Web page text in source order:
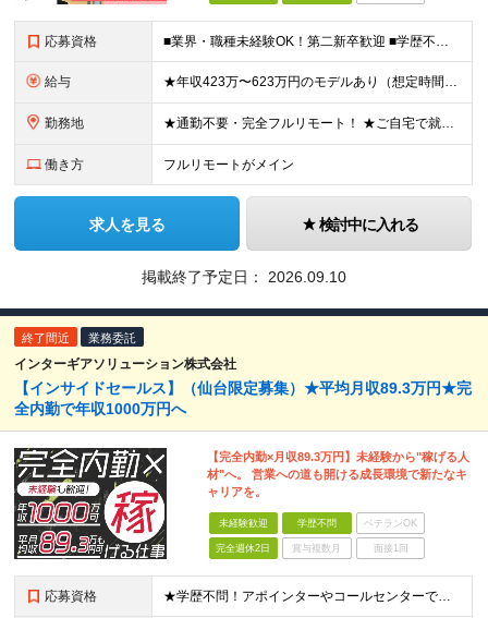
応募資格 ■業界・職種未経験OK！第二新卒歓迎 ■学歴不問 ■営業や販売サービス業・カスタマーサポートなど、顧客折衝経験をお持ちの方 ＜契約更新あり＞ 初回2ヵ月、2回目3ヵ月、3回目以降6ヵ月 ※目標の達
給与 ★年収423万〜623万円のモデルあり（想定時間外手当10時間分含む） ★半年に一度ドカンと支給のボーナスあり（半年に1度最大150万円） 月給25万円〜＋各種手当＋インセンティブ ＊リモートワーク
勤務地 ★通勤不要・完全フルリモート！ ★ご自宅で就業いただきます ……………………………………… 東京都品川区北品川5-1-18 住友不動産大崎ツインビル東館 ┗JR山手線・埼京線・湘南新宿ライン・りんかい
働き方 フルリモートがメイン
求人を見る 検討中に入れる
掲載終了予定日： 2026.09.10
終了間近 業務委託
インターギアソリューション株式会社
【インサイドセールス】（仙台限定募集）★平均月収89.3万円★完
全内勤で年収1000万円へ
【完全内勤×月収89.3万円】未経験から"稼げる人
材"へ。 営業への道も開ける成長環境で新たなキ
ャリアを。
未経験歓迎 学歴不問 ベテランOK
完全週休2日 賞与複数月 面接1回
応募資格 ★学歴不問！アポインターやコールセンターでの実務経験がある方歓迎！ ★未経験OK ■努力が正当に評価される環境で働きたい ■明確な成果報酬で、頑張った分だけ稼ぎたい ■電話でのコミュニケーションに抵